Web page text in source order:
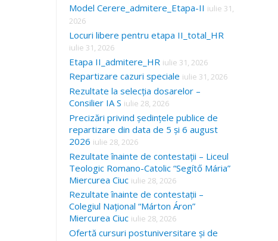
Model Cerere_admitere_Etapa-II iulie 31,
2026
Locuri libere pentru etapa II_total_HR
iulie 31, 2026
Etapa II_admitere_HR iulie 31, 2026
Repartizare cazuri speciale iulie 31, 2026
Rezultate la selecția dosarelor –
Consilier IA S iulie 28, 2026
Precizări privind ședințele publice de
repartizare din data de 5 și 6 august
2026 iulie 28, 2026
Rezultate înainte de contestații – Liceul
Teologic Romano-Catolic “Segítő Mária”
Miercurea Ciuc iulie 28, 2026
Rezultate înainte de contestații –
Colegiul Național “Márton Áron”
Miercurea Ciuc iulie 28, 2026
Ofertă cursuri postuniversitare și de